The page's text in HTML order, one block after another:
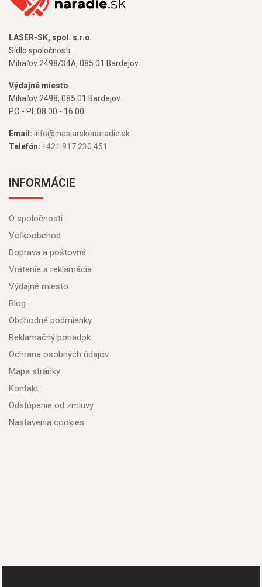
LASER-SK, spol. s.r.o.
Sídlo spoločnosti:
Mihaľov 2498/34A, 085 01 Bardejov
Výdajné miesto
Mihaľov 2498, 085 01 Bardejov
PO - PI: 08:00 - 16:00
Email: info@masiarskenaradie.sk
Telefón: +421 917 230 451
INFORMÁCIE
O spoločnosti
Veľkoobchod
Doprava a poštovné
Vrátenie a reklamácia
Výdajné miesto
Blog
Obchodné podmienky
Reklamačný poriadok
Ochrana osobných údajov
Mapa stránky
Kontakt
Odstúpenie od zmluvy
Nastavenia cookies